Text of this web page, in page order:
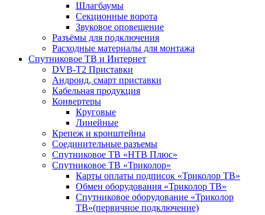
Шлагбаумы
Секционные ворота
Звуковое оповещение
Разъёмы для подключения
Расходные материалы для монтажа
Спутниковое ТВ и Интернет
DVB-Т2 Приставки
Андроид, смарт приставки
Кабельная продукция
Конвертеры
Круговые
Линейные
Крепеж и кронштейны
Соединительные разъемы
Спутниковое ТВ «НТВ Плюс»
Спутниковое ТВ «Триколор»
Карты оплаты подписок «Триколор ТВ»
Обмен оборудования «Триколор ТВ»
Спутниковое оборудование «Триколор
ТВ»(первичное подключение)